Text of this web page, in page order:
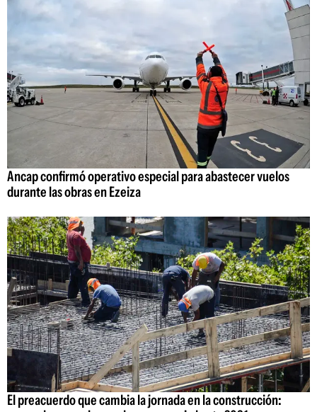
Ancap confirmó operativo especial para abastecer vuelos
durante las obras en Ezeiza
El preacuerdo que cambia la jornada en la construcción: